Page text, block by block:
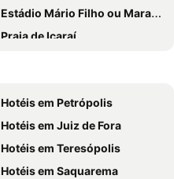
Recanto Dos Vianas
Spa e Hotel Fazenda Gaura Mandir
Country Ville Hotel
Fazenda Piloes
Estádio Mário Filho ou Maracanã
Praia de Icaraí
Arcos da Lapa
Praia de Itacoatiara
Sambódromo
Dedo de Deus
Hotéis em Petrópolis
Hotéis em Juiz de Fora
Hotéis em Teresópolis
Hotéis em Saquarema